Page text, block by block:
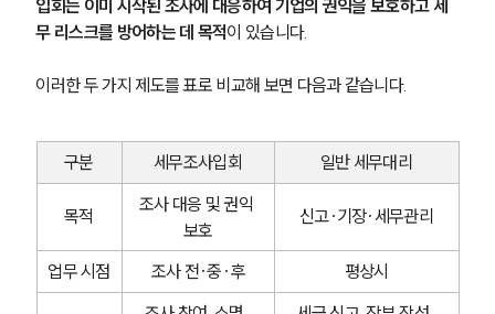
입회는 이미 시작된 조사에 대응하여 기업의 권익을 보호하고 세
무 리스크를 방어하는 데 목적이 있습니다.
이러한 두 가지 제도를 표로 비교해 보면 다음과 같습니다.
구분 세무조사입회 일반 세무대리
목적
조사 대응 및 권익
보호
신고·기장·세무관리
업무 시점 조사 전·중·후 평상시